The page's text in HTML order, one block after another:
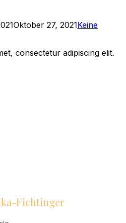
Oktober 27, 2021Keine
consectetur adipiscing elit.
Fichtinger